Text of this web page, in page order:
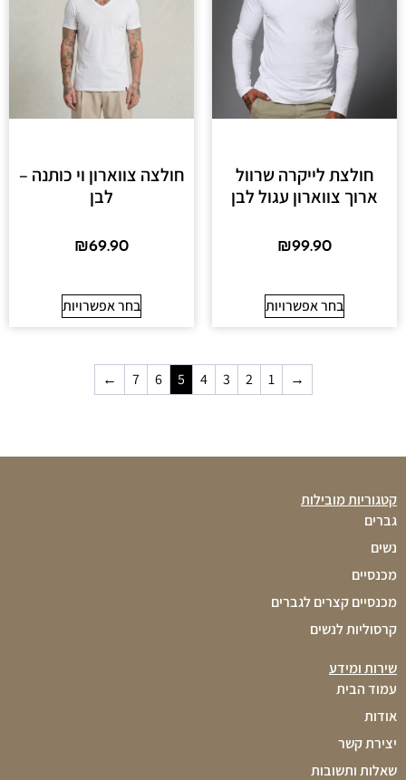
חולצת לייקרה שרוול
ארוך צווארון עגול לבן
₪99.90
בחר אפשרויות
חולצה צווארון וי כותנה –
לבן
₪69.90
בחר אפשרויות
→
1
2
3
4
5
6
7
←
קטגוריות מובילות
גברים
נשים
מכנסיים
מכנסיים קצרים לגברים
קרסוליות לנשים
שירות ומידע
עמוד הבית
אודות
יצירת קשר
שאלות ותשובות